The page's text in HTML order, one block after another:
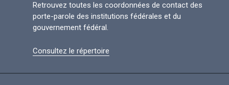
Retrouvez toutes les coordonnées de contact des
porte-parole des institutions fédérales et du
gouvernement fédéral.
Consultez le répertoire